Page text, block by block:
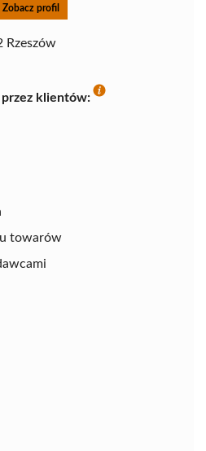
Zobacz profil
Rzeszów
przez klientów:
towarów